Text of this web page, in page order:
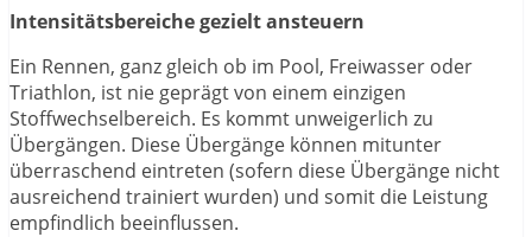
Intensitätsbereiche gezielt ansteuern
Ein Rennen, ganz gleich ob im Pool, Freiwasser oder
Triathlon, ist nie geprägt von einem einzigen
Stoffwechselbereich. Es kommt unweigerlich zu
Übergängen. Diese Übergänge können mitunter
überraschend eintreten (sofern diese Übergänge nicht
ausreichend trainiert wurden) und somit die Leistung
empfindlich beeinflussen.